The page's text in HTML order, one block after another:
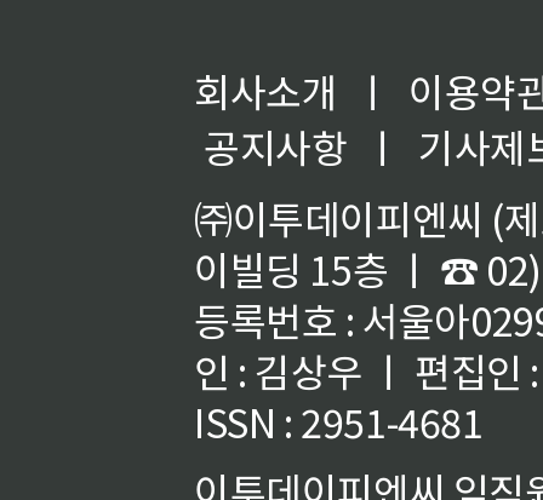
회사소개 ㅣ
이용약
공지사항
ㅣ
기사제
㈜이투데이피엔씨 (
이빌딩 15층 ㅣ ☎
등록번호 : 서울아
인 : 김상우 ㅣ 편집인
ISSN : 2951-4681